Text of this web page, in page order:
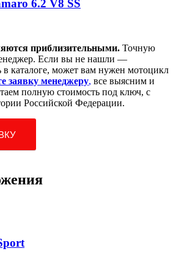
6.2 V8 SS
приблизительными. Точную
Если вы не нашли —
каталоге, может вам нужен мотоцикл
заявку менеджеру, все выясним и
полную стоимость под ключ, с
Российской Федерации.